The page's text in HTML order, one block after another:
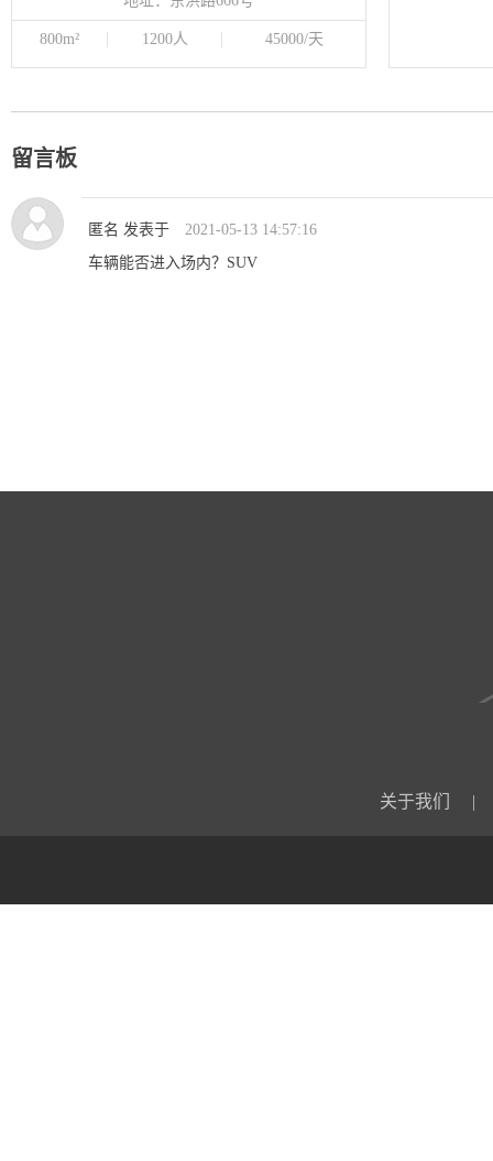
800m² 1200人 45000/天
留言板
匿名 发表于
2021-05-13 14:57:16
车辆能否进入场内？SUV
关于我们 |